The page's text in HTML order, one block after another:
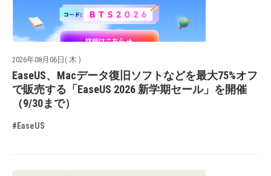
2026年08月06日( 木 )
EaseUS、Macデータ復旧ソフトなどを最大75%オフ
で販売する「EaseUS 2026 新学期セール」を開催
（9/30まで）
#EaseUS